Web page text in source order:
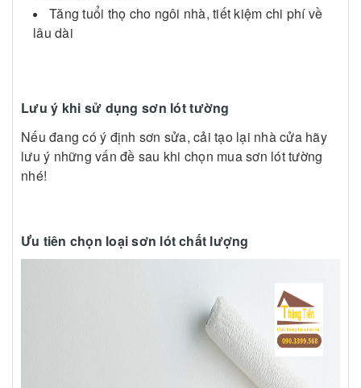
Tăng tuổi thọ cho ngôi nhà, tiết kiệm chi phí về
lâu dài
Lưu ý khi sử dụng sơn lót tường
Nếu đang có ý định sơn sửa, cải tạo lại nhà cửa hãy
lưu ý những vấn đề sau khi chọn mua sơn lót tường
nhé!
Ưu tiên chọn loại sơn lót chất lượng